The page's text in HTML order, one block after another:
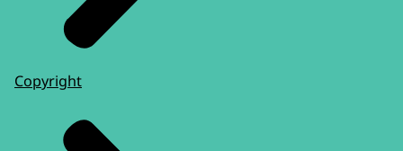
Copyright